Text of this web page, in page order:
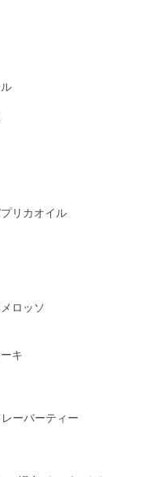
リカオイル
ロッソ
キ
ーバーティー